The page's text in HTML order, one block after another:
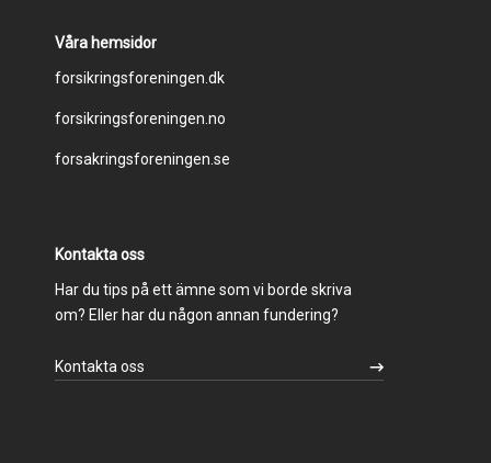
Våra hemsidor
Footer
menu
forsikringsforeningen.dk
forsikringsforeningen.no
forsakringsforeningen.se
Kontakta oss
Har du tips på ett ämne som vi borde skriva
om? Eller har du någon annan fundering?
Kontakta oss